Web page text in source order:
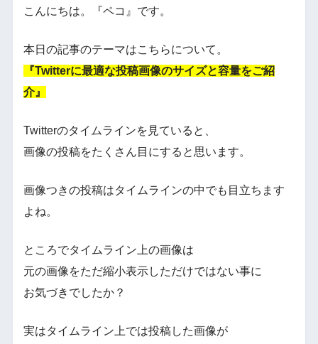
こんにちは。『ペコ』です。
本日の記事のテーマはこちらについて。
『Twitterに最適な投稿画像のサイズと容量をご紹
介』
Twitterのタイムラインを見ていると、
画像の投稿をたくさん目にすると思います。
画像つきの投稿はタイムラインの中でも目立ちます
よね。
ところでタイムライン上の画像は
元の画像をただ縮小表示しただけではない事に
お気づきでしたか？
実はタイムライン上では投稿した画像が